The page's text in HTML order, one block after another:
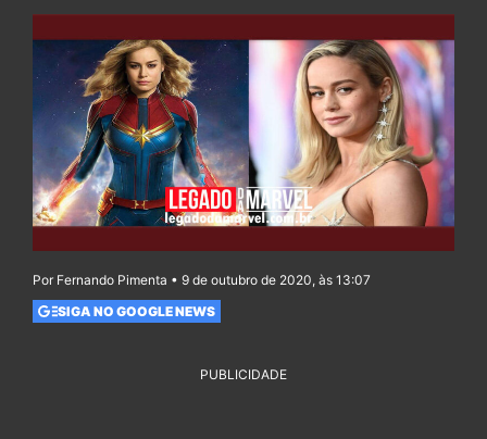
Por Fernando Pimenta • 9 de outubro de 2020, às 13:07
SIGA NO GOOGLE NEWS
PUBLICIDADE